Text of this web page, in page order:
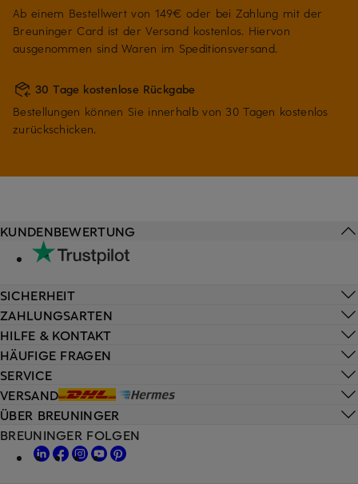
Ab einem Bestellwert von 149€ oder bei Zahlung mit der
Breuninger Card ist der Versand kostenlos. Hiervon
ausgenommen sind Waren im Speditionsversand.
30 Tage kostenlose Rückgabe
Bestellungen können Sie innerhalb von 30 Tagen kostenlos
zurückschicken.
HILFE & KONTAKT
HÄUFIGE FRAGEN
SERVICE
VERSAND
KUNDENBEWERTUNG
SICHERHEIT
ZAHLUNGSARTEN
ÜBER BREUNINGER
BREUNINGER FOLGEN